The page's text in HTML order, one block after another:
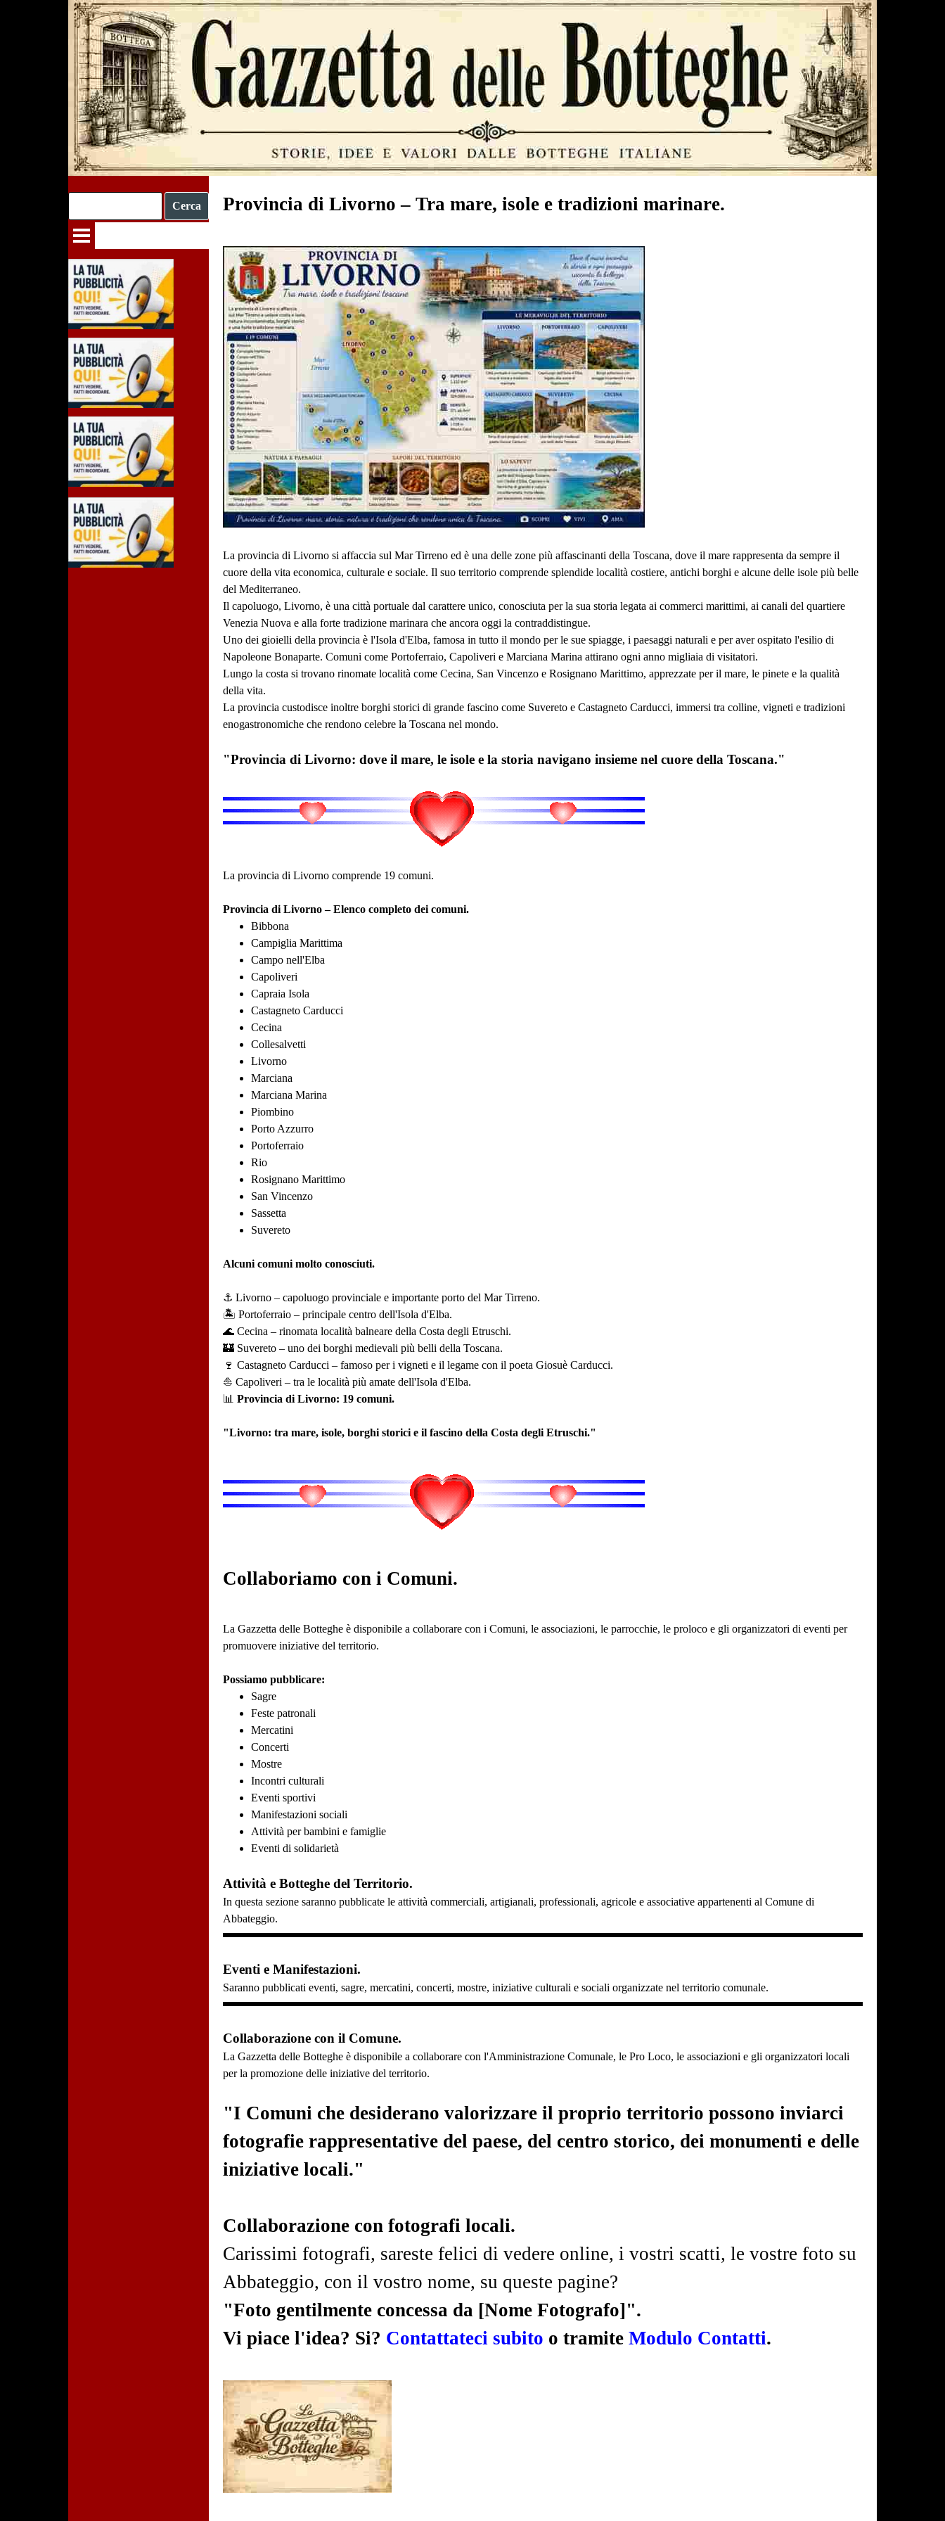
Cerca
Provincia di Livorno – Tra mare, isole e tradizioni marinare.
La provincia di Livorno si affaccia sul Mar Tirreno ed è una delle zone più affascinanti della Toscana, dove il mare rappresenta da sempre il
cuore della vita economica, culturale e sociale. Il suo territorio comprende splendide località costiere, antichi borghi e alcune delle isole più belle
del Mediterraneo.
Il capoluogo, Livorno, è una città portuale dal carattere unico, conosciuta per la sua storia legata ai commerci marittimi, ai canali del quartiere
Venezia Nuova e alla forte tradizione marinara che ancora oggi la contraddistingue.
Uno dei gioielli della provincia è l'Isola d'Elba, famosa in tutto il mondo per le sue spiagge, i paesaggi naturali e per aver ospitato l'esilio di
Napoleone Bonaparte. Comuni come Portoferraio, Capoliveri e Marciana Marina attirano ogni anno migliaia di visitatori.
Lungo la costa si trovano rinomate località come Cecina, San Vincenzo e Rosignano Marittimo, apprezzate per il mare, le pinete e la qualità
della vita.
La provincia custodisce inoltre borghi storici di grande fascino come Suvereto e Castagneto Carducci, immersi tra colline, vigneti e tradizioni
enogastronomiche che rendono celebre la Toscana nel mondo.
"Provincia di Livorno: dove il mare, le isole e la storia navigano insieme nel cuore della Toscana."
La provincia di Livorno comprende 19 comuni.
Provincia di Livorno – Elenco completo dei comuni.
Bibbona
Campiglia Marittima
Campo nell'Elba
Capoliveri
Capraia Isola
Castagneto Carducci
Cecina
Collesalvetti
Livorno
Marciana
Marciana Marina
Piombino
Porto Azzurro
Portoferraio
Rio
Rosignano Marittimo
San Vincenzo
Sassetta
Suvereto
Alcuni comuni molto conosciuti.
⚓ Livorno – capoluogo provinciale e importante porto del Mar Tirreno.
🏝️ Portoferraio – principale centro dell'Isola d'Elba.
🌊 Cecina – rinomata località balneare della Costa degli Etruschi.
🏰 Suvereto – uno dei borghi medievali più belli della Toscana.
🍷 Castagneto Carducci – famoso per i vigneti e il legame con il poeta Giosuè Carducci.
⛵ Capoliveri – tra le località più amate dell'Isola d'Elba.
📊Provincia di Livorno: 19 comuni.
"Livorno: tra mare, isole, borghi storici e il fascino della Costa degli Etruschi."
Collaboriamo con i Comuni.
La Gazzetta delle Botteghe è disponibile a collaborare con i Comuni, le associazioni, le parrocchie, le proloco e gli organizzatori di eventi per
promuovere iniziative del territorio.
Possiamo pubblicare:
Sagre
Feste patronali
Mercatini
Concerti
Mostre
Incontri culturali
Eventi sportivi
Manifestazioni sociali
Attività per bambini e famiglie
Eventi di solidarietà
Attività e Botteghe del Territorio.
In questa sezione saranno pubblicate le attività commerciali, artigianali, professionali, agricole e associative appartenenti al Comune di
Abbateggio.
Eventi e Manifestazioni.
Saranno pubblicati eventi, sagre, mercatini, concerti, mostre, iniziative culturali e sociali organizzate nel territorio comunale.
Collaborazione con il Comune.
La Gazzetta delle Botteghe è disponibile a collaborare con l'Amministrazione Comunale, le Pro Loco, le associazioni e gli organizzatori locali
per la promozione delle iniziative del territorio.
"I Comuni che desiderano valorizzare il proprio territorio possono inviarci
fotografie rappresentative del paese, del centro storico, dei monumenti e delle
iniziative locali."
Collaborazione con fotografi locali.
Carissimi fotografi, sareste felici di vedere online, i vostri scatti, le vostre foto su
Abbateggio, con il vostro nome, su queste pagine?
"Foto gentilmente concessa da [Nome Fotografo]".
Vi piace l'idea? Si? Contattateci subito o tramiteModulo Contatti.